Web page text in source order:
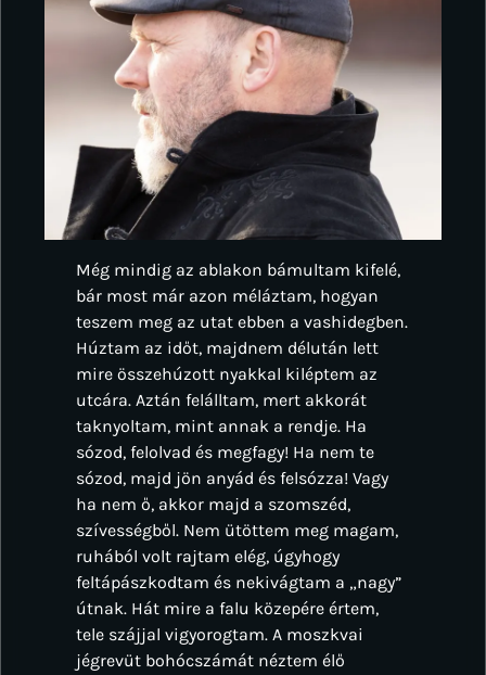
Még mindig az ablakon bámultam kifelé,
bár most már azon méláztam, hogyan
teszem meg az utat ebben a vashidegben.
Húztam az időt, majdnem délután lett
mire összehúzott nyakkal kiléptem az
utcára. Aztán felálltam, mert akkorát
taknyoltam, mint annak a rendje. Ha
sózod, felolvad és megfagy! Ha nem te
sózod, majd jön anyád és felsózza! Vagy
ha nem ő, akkor majd a szomszéd,
szívességből. Nem ütöttem meg magam,
ruhából volt rajtam elég, úgyhogy
feltápászkodtam és nekivágtam a „nagy”
útnak. Hát mire a falu közepére értem,
tele szájjal vigyorogtam. A moszkvai
jégrevüt bohócszámát néztem élő